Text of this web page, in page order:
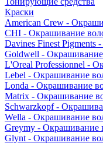
Краски
American Crew -
CHI - Окрашивание
Davines Finest Pigments
Goldwell -
L'Oreal Professionnel -
Lebel - Окрашивание
Londa - Окрашивание
Matrix - Окрашивание
Schwarzkopf -
Wella - Окрашивание
Greymy - Окрашивание
Glynt - Окрашивание